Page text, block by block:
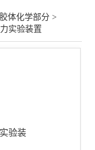
体化学部分 >
实验装置